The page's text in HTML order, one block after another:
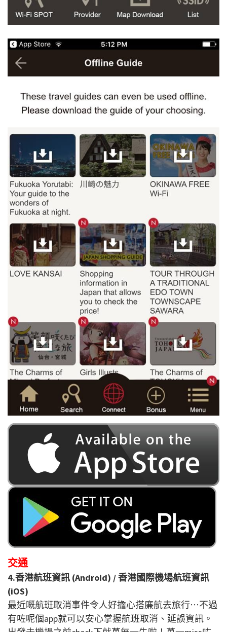
交通
4.香港航班資訊 (Android) / 香港國際機場航班資訊
(iOS)
最近嘅航班取消事件令人好擔心搭廉航去旅行⋯不過
有咗呢個app就可以安心掌握航班取消、延誤資訊。